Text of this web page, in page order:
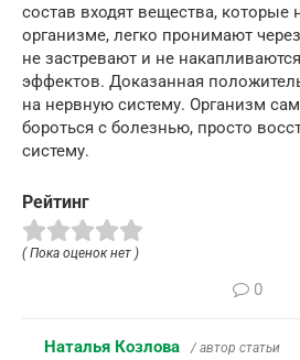
состав входят вещества,
организме, легко пронимают
не застревают и не
эффектов. Доказанная
на нервную систему. Организм
бороться с болезнью, просто
систему.
Рейтинг
( Пока оценок нет )
0
Наталья Козлова / автор статьи